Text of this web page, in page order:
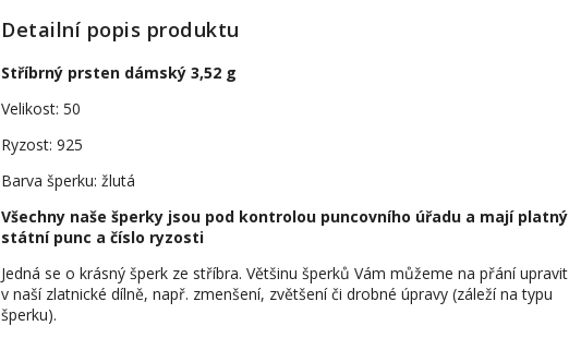
Detailní popis produktu
Stříbrný prsten dámský 3,52 g
Velikost: 50
Ryzost: 925
Barva šperku: žlutá
Všechny naše šperky jsou pod kontrolou puncovního úřadu a mají platný
státní punc a číslo ryzosti
Jedná se o krásný šperk ze stříbra. Většinu šperků Vám můžeme na přání upravit
v naší zlatnické dílně, např. zmenšení, zvětšení či drobné úpravy (záleží na typu
šperku).